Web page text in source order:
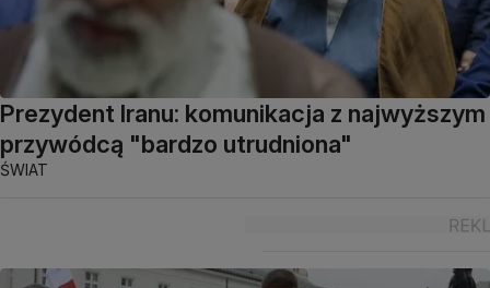
Prezydent Iranu: komunikacja z najwyższym
przywódcą "bardzo utrudniona"
ŚWIAT